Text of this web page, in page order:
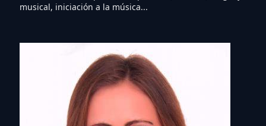
musical, iniciación a la música...